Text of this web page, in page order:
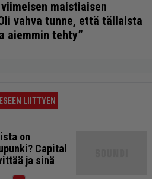
maistiaisen
vahva tunne, että tällaista
aiemmin tehty”
LIITTYEN
on
Capital
ja sinä